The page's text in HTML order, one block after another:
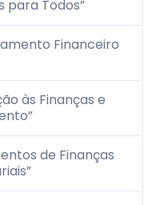
para Todos”
Financeiro
às Finanças e
de Finanças